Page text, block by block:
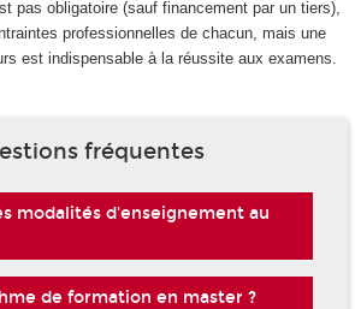
pas obligatoire (sauf financement par un tiers),
professionnelles de chacun, mais une
est indispensable à la réussite aux examens.
fréquentes
modalités d'enseignement au
de formation en master ?